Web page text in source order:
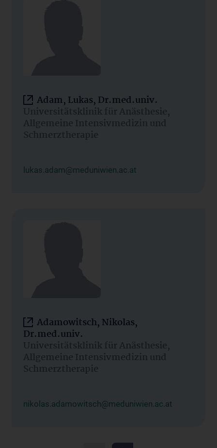
Adam, Lukas, Dr.med.univ.
Universitätsklinik für Anästhesie,
Allgemeine Intensivmedizin und
Schmerztherapie
lukas.adam@meduniwien.ac.at
Adamowitsch, Nikolas,
Dr.med.univ.
Universitätsklinik für Anästhesie,
Allgemeine Intensivmedizin und
Schmerztherapie
nikolas.adamowitsch@meduniwien.ac.at